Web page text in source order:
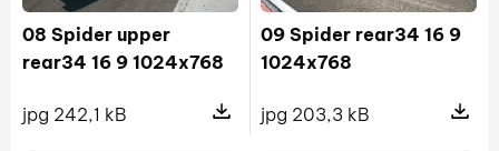
08 Spider upper
rear34 16 9 1024x768
jpg 242,1 kB
Pokaż szczegóły pliku 08 Spider
09 Spider rear34 16 9
1024x768
jpg 203,3 kB